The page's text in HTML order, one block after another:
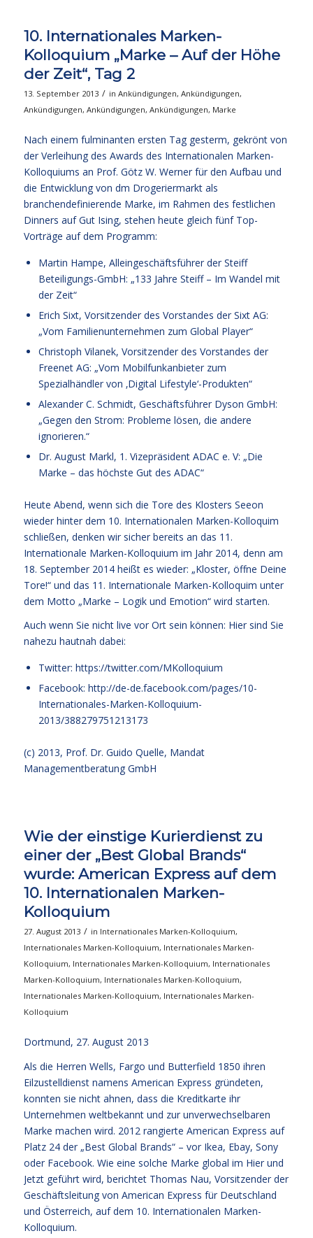
10. Internationales Marken-
Kolloquium „Marke – Auf der Höhe
der Zeit“, Tag 2
13. September 2013 / in Ankündigungen, Ankündigungen,
Ankündigungen, Ankündigungen, Ankündigungen, Marke
Nach einem fulminanten ersten Tag gesterm, gekrönt von
der Verleihung des Awards des Internationalen Marken-
Kolloquiums an Prof. Götz W. Werner für den Aufbau und
die Entwicklung von dm Drogeriermarkt als
branchendefinierende Marke, im Rahmen des festlichen
Dinners auf Gut Ising, stehen heute gleich fünf Top-
Vorträge auf dem Programm:
Martin Hampe, Alleingeschäftsführer der Steiff
Beteiligungs-GmbH: „133 Jahre Steiff – Im Wandel mit
der Zeit“
Erich Sixt, Vorsitzender des Vorstandes der Sixt AG:
„Vom Familienunternehmen zum Global Player“
Christoph Vilanek, Vorsitzender des Vorstandes der
Freenet AG: „Vom Mobilfunkanbieter zum
Spezialhändler von ‚Digital Lifestyle‘-Produkten“
Alexander C. Schmidt, Geschäftsführer Dyson GmbH:
„Gegen den Strom: Probleme lösen, die andere
ignorieren.“
Dr. August Markl, 1. Vizepräsident ADAC e. V: „Die
Marke – das höchste Gut des ADAC“
Heute Abend, wenn sich die Tore des Klosters Seeon
wieder hinter dem 10. Internationalen Marken-Kolloquim
schließen, denken wir sicher bereits an das 11.
Internationale Marken-Kolloquium im Jahr 2014, denn am
18. September 2014 heißt es wieder: „Kloster, öffne Deine
Tore!“ und das 11. Internationale Marken-Kolloquim unter
dem Motto „Marke – Logik und Emotion“ wird starten.
Auch wenn Sie nicht live vor Ort sein können: Hier sind Sie
nahezu hautnah dabei:
Twitter: https://twitter.com/MKolloquium
Facebook: http://de-de.facebook.com/pages/10-
Internationales-Marken-Kolloquium-
2013/388279751213173
(c) 2013, Prof. Dr. Guido Quelle, Mandat
Managementberatung GmbH
Wie der einstige Kurierdienst zu
einer der „Best Global Brands“
wurde: American Express auf dem
10. Internationalen Marken-
Kolloquium
27. August 2013 / in Internationales Marken-Kolloquium,
Internationales Marken-Kolloquium, Internationales Marken-
Kolloquium, Internationales Marken-Kolloquium, Internationales
Marken-Kolloquium, Internationales Marken-Kolloquium,
Internationales Marken-Kolloquium, Internationales Marken-
Kolloquium
Dortmund, 27. August 2013
Als die Herren Wells, Fargo und Butterfield 1850 ihren
Eilzustelldienst namens American Express gründeten,
konnten sie nicht ahnen, dass die Kreditkarte ihr
Unternehmen weltbekannt und zur unverwechselbaren
Marke machen wird. 2012 rangierte American Express auf
Platz 24 der „Best Global Brands“ – vor Ikea, Ebay, Sony
oder Facebook. Wie eine solche Marke global im Hier und
Jetzt geführt wird, berichtet Thomas Nau, Vorsitzender der
Geschäftsleitung von American Express für Deutschland
und Österreich, auf dem 10. Internationalen Marken-
Kolloquium.